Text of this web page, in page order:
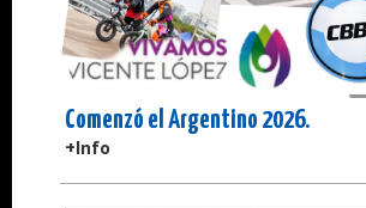
Comenzó el Argentino 2026.
+Info